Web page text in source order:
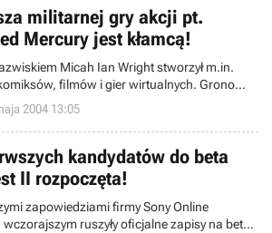
militarnej gry akcji pt.
Mercury jest kłamcą!
Micah Ian Wright stworzył m.in.
filmów i gier wirtualnych. Grono
elektroniczno-rozrywkowych obejmuje
Action oraz The Dukes of Hazzard: Return of
Ops: Red Mercury. Ostatnia spośród
komercyjnie zadebiutować (PC i
połowie bieżącego roku, ale na jej
pewien ujawniony właśnie fakt.
2004 13:05
kandydatów do beta
II rozpoczęta!
zapowiedziami firmy Sony Online
ruszyły oficjalne zapisy na beta